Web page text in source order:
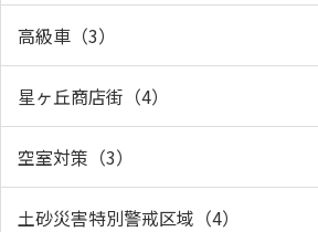
高級車（3）
星ヶ丘商店街（4）
空室対策（3）
土砂災害特別警戒区域（4）